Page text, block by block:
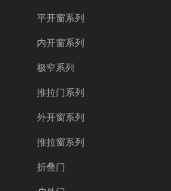
平开窗系列
内开窗系列
极窄系列
推拉门系列
外开窗系列
推拉窗系列
折叠门